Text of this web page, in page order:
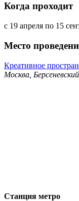
Когда проходит
с 19 апреля по 15
Место
Креативное
Москва,
Станция метро